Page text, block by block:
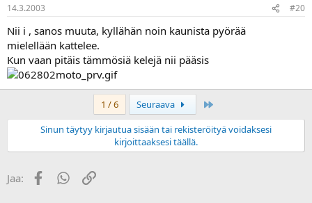
14.3.2003 #20
Nii i , sanos muuta, kyllähän noin kaunista pyörää
mielellään kattelee.
Kun vaan pitäis tämmösiä kelejä nii pääsis
1 / 6 Seuraava
Sinun täytyy kirjautua sisään tai rekisteröityä voidaksesi
kirjoittaaksesi täällä.
Jaa: FacebookWhatsApp
Linkki